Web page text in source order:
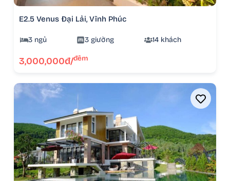
E2.5 Venus Đại Lải, Vĩnh Phúc
3 ngủ 3 giường 14 khách
3,000,000đ/đêm